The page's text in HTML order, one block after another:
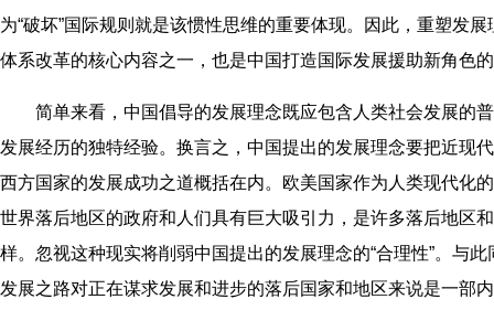
为“破坏”国际规则就是该惯性思维的重要体现。因此，重塑发
体系改革的核心内容之一，也是中国打造国际发展援助新角色
简单来看，中国倡导的发展理念既应包含人类社会发展的
发展经历的独特经验。换言之，中国提出的发展理念要把近现
西方国家的发展成功之道概括在内。欧美国家作为人类现代化
世界落后地区的政府和人们具有巨大吸引力，是许多落后地区
样。忽视这种现实将削弱中国提出的发展理念的“合理性”。与
发展之路对正在谋求发展和进步的落后国家和地区来说是一部